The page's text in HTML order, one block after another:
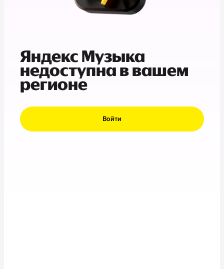
Яндекс Музыка
недоступна в вашем
регионе
Войти